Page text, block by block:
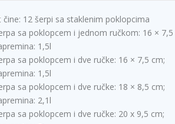
čine: 12 šerpi sa staklenim poklopcima
sa poklopcem i jednom ručkom: 16 × 7,5
1,5l
sa poklopcem i dve ručke: 16 × 7,5 cm;
1,5l
sa poklopcem i dve ručke: 18 × 8,5 cm;
2,1l
sa poklopcem i dve ručke: 20 x 9,5 cm;